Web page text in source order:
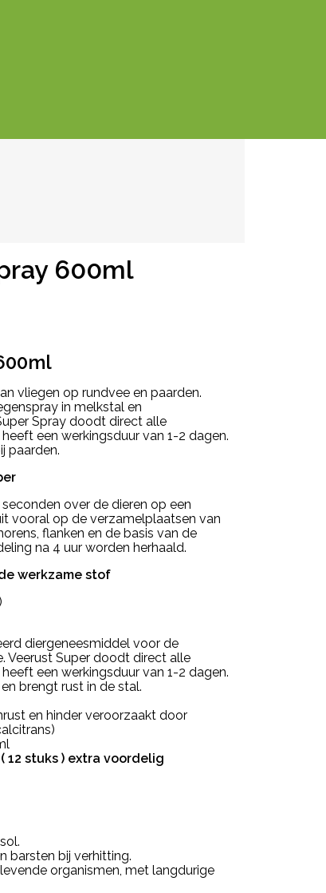
600ml
vliegen op rundvee en paarden.
in melkstal en
Spray doodt direct alle
een werkingsduur van 1-2 dagen.
paarden.
over de dieren op een
vooral op de verzamelplaatsen van
flanken en de basis van de
na 4 uur worden herhaald.
werkzame stof
diergeneesmiddel voor de
Veerust Super doodt direct alle
een werkingsduur van 1-2 dagen.
brengt rust in de stal.
en hinder veroorzaakt door
12 stuks ) extra voordelig
barsten bij verhitting.
organismen, met langdurige